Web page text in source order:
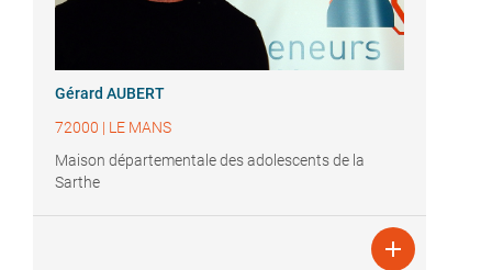
Gérard AUBERT
72000 | LE MANS
Maison départementale des adolescents de la
Sarthe
